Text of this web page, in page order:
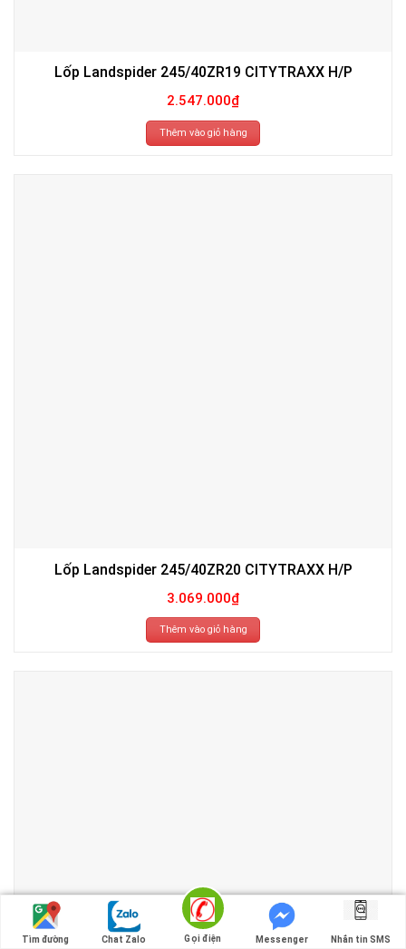
Lốp Landspider 245/40ZR19 CITYTRAXX H/P
2.547.000₫
Thêm vào giỏ hàng
Lốp Landspider 245/40ZR20 CITYTRAXX H/P
3.069.000₫
Thêm vào giỏ hàng
Tìm đường Chat Zalo Gọi điện Messenger Nhắn tin SMS